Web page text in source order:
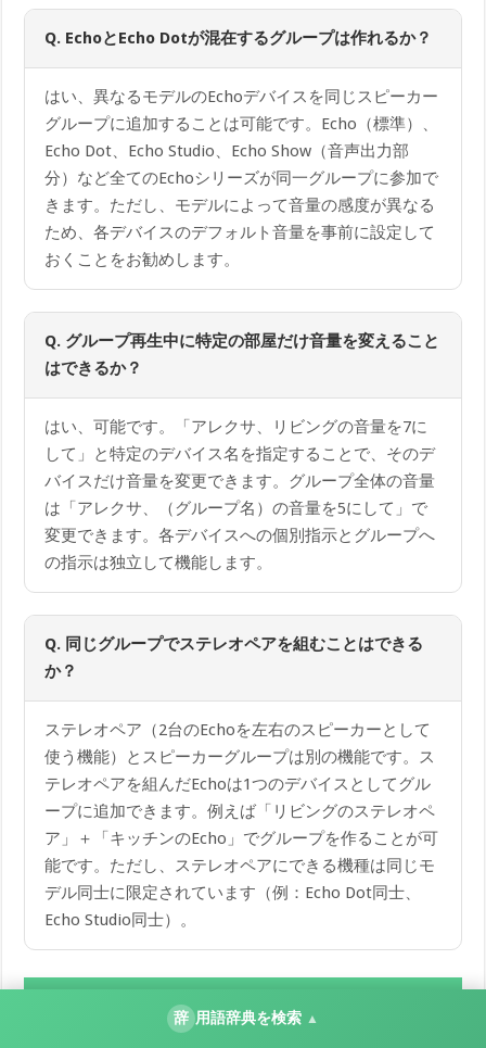
Q. EchoとEcho Dotが混在するグループは作れるか？
はい、異なるモデルのEchoデバイスを同じスピーカー
グループに追加することは可能です。Echo（標準）、
Echo Dot、Echo Studio、Echo Show（音声出力部
分）など全てのEchoシリーズが同一グループに参加で
きます。ただし、モデルによって音量の感度が異なる
ため、各デバイスのデフォルト音量を事前に設定して
おくことをお勧めします。
Q. グループ再生中に特定の部屋だけ音量を変えること
はできるか？
はい、可能です。「アレクサ、リビングの音量を7に
して」と特定のデバイス名を指定することで、そのデ
バイスだけ音量を変更できます。グループ全体の音量
は「アレクサ、（グループ名）の音量を5にして」で
変更できます。各デバイスへの個別指示とグループへ
の指示は独立して機能します。
Q. 同じグループでステレオペアを組むことはできる
か？
ステレオペア（2台のEchoを左右のスピーカーとして
使う機能）とスピーカーグループは別の機能です。ス
テレオペアを組んだEchoは1つのデバイスとしてグル
ープに追加できます。例えば「リビングのステレオペ
ア」＋「キッチンのEcho」でグループを作ることが可
能です。ただし、ステレオペアにできる機種は同じモ
デル同士に限定されています（例：Echo Dot同士、
Echo Studio同士）。
辞 用語辞典を検索 ▲